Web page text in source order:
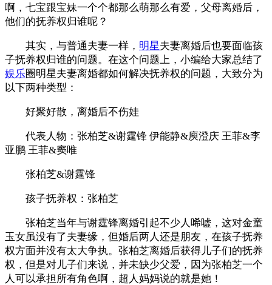
啊，七宝跟宝妹一个个都那么萌那么有爱，父母离婚后，
他们的抚养权归谁呢？
其实，与普通夫妻一样， 明星夫妻离婚后也要面临孩
子抚养权归谁的问题。在这个问题上，小编给大家总结了
娱乐圈明星夫妻离婚都如何解决抚养权的问题，大致分为
以下两种类型：
好聚好散，离婚后不伤娃
代表人物：张柏芝&谢霆锋 伊能静&庾澄庆 王菲&李
亚鹏 王菲&窦唯
张柏芝&谢霆锋
孩子抚养权：张柏芝
张柏芝当年与谢霆锋离婚引起不少人唏嘘，这对金童
玉女虽没有了夫妻缘，但婚后两人还是朋友，在孩子抚养
权方面并没有太大争执。张柏芝离婚后获得儿子们的抚养
权，但是对儿子们来说，并未缺少父爱，因为张柏芝一个
人可以承担所有角色啊，超人妈妈说的就是她！